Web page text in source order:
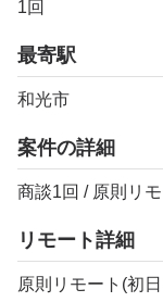
1回
最寄駅
和光市
案件の詳細
商談1回 / 原則リモ
リモート詳細
原則リモート(初